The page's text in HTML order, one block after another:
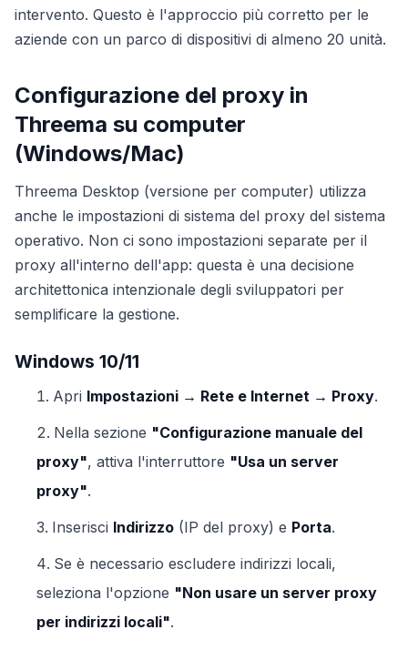
intervento. Questo è l'approccio più corretto per le
aziende con un parco di dispositivi di almeno 20 unità.
Configurazione del proxy in
Threema su computer
(Windows/Mac)
Threema Desktop (versione per computer) utilizza
anche le impostazioni di sistema del proxy del sistema
operativo. Non ci sono impostazioni separate per il
proxy all'interno dell'app: questa è una decisione
architettonica intenzionale degli sviluppatori per
semplificare la gestione.
Windows 10/11
Apri Impostazioni → Rete e Internet → Proxy.
Nella sezione "Configurazione manuale del
proxy", attiva l'interruttore "Usa un server
proxy".
Inserisci Indirizzo (IP del proxy) e Porta.
Se è necessario escludere indirizzi locali,
seleziona l'opzione "Non usare un server proxy
per indirizzi locali".